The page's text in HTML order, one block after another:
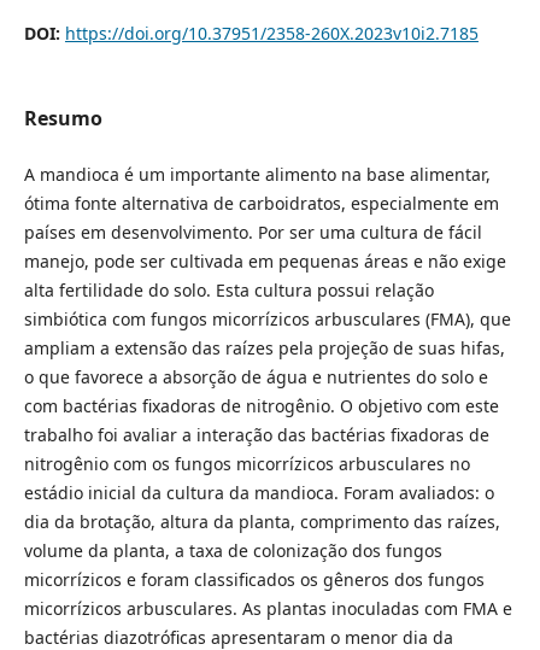
DOI: https://doi.org/10.37951/2358-260X.2023v10i2.7185
Resumo
A mandioca é um importante alimento na base alimentar,
ótima fonte alternativa de carboidratos, especialmente em
países em desenvolvimento. Por ser uma cultura de fácil
manejo, pode ser cultivada em pequenas áreas e não exige
alta fertilidade do solo. Esta cultura possui relação
simbiótica com fungos micorrízicos arbusculares (FMA), que
ampliam a extensão das raízes pela projeção de suas hifas,
o que favorece a absorção de água e nutrientes do solo e
com bactérias fixadoras de nitrogênio. O objetivo com este
trabalho foi avaliar a interação das bactérias fixadoras de
nitrogênio com os fungos micorrízicos arbusculares no
estádio inicial da cultura da mandioca. Foram avaliados: o
dia da brotação, altura da planta, comprimento das raízes,
volume da planta, a taxa de colonização dos fungos
micorrízicos e foram classificados os gêneros dos fungos
micorrízicos arbusculares. As plantas inoculadas com FMA e
bactérias diazotróficas apresentaram o menor dia da